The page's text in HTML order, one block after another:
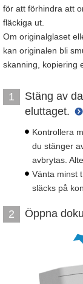
för att förhindra att
fläckiga ut.
Om originalglaset
kan originalen bli
skanning, kopiering
1
Stäng av
eluttaget.
Kontrollera
du stänger
avbrytas.
Vänta minst
släcks på
2 Öppna